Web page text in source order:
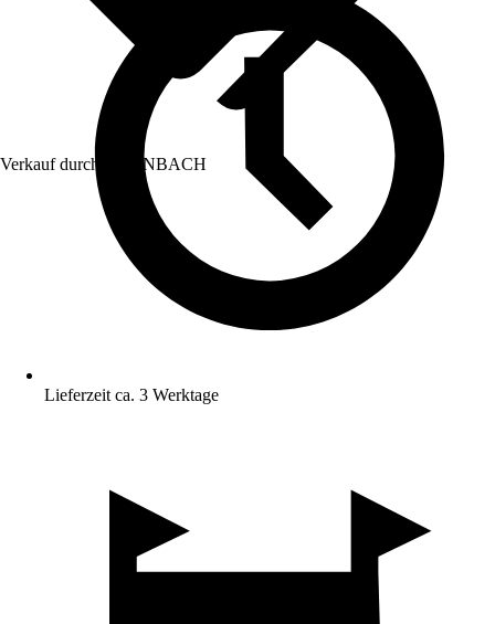
Verkauf durch: HORNBACH
Lieferzeit ca. 3 Werktage